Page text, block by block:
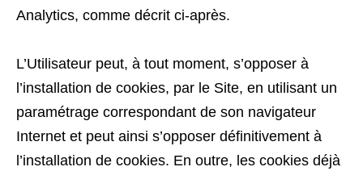
Analytics, comme décrit ci-après.
L’Utilisateur peut, à tout moment, s’opposer à
l’installation de cookies, par le Site, en utilisant un
paramétrage correspondant de son navigateur
Internet et peut ainsi s’opposer définitivement à
l’installation de cookies. En outre, les cookies déjà